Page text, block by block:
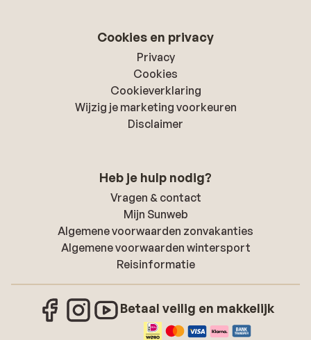
Cookies en privacy
Privacy
Cookies
Cookieverklaring
Wijzig je marketing voorkeuren
Disclaimer
Heb je hulp nodig?
Vragen & contact
Mijn Sunweb
Algemene voorwaarden zonvakanties
Algemene voorwaarden wintersport
Reisinformatie
Betaal veilig en makkelijk